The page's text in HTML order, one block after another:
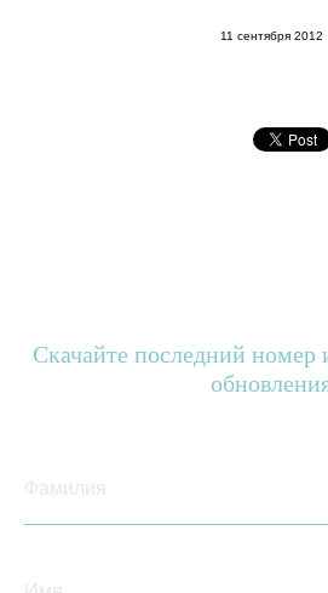
11 сентября 2012
Скачайте последний номер